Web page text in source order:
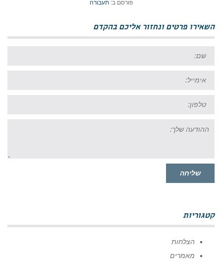
פורסם ב:תעבורה
השאירו פרטים ונחזור אליכם בהקדם
שלך:
שליחה
קטגוריות
הצלחות
מאמרים